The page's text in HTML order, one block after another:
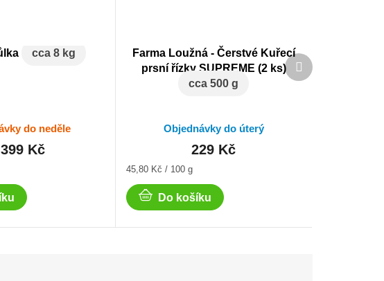
cca 8 kg
do neděle
Kč
Farma Loužná - Čerstvé Kuřecí
prsní řízky SUPREME (2 ks)
cca 500 g
Objednávky do úterý
229 Kč
Měrná
45,80 Kč / 100 g
Do košíku
Další
produkt